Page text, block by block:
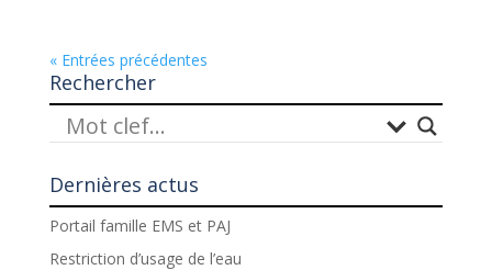
« Entrées précédentes
Rechercher
Dernières actus
Portail famille EMS et PAJ
Restriction d’usage de l’eau